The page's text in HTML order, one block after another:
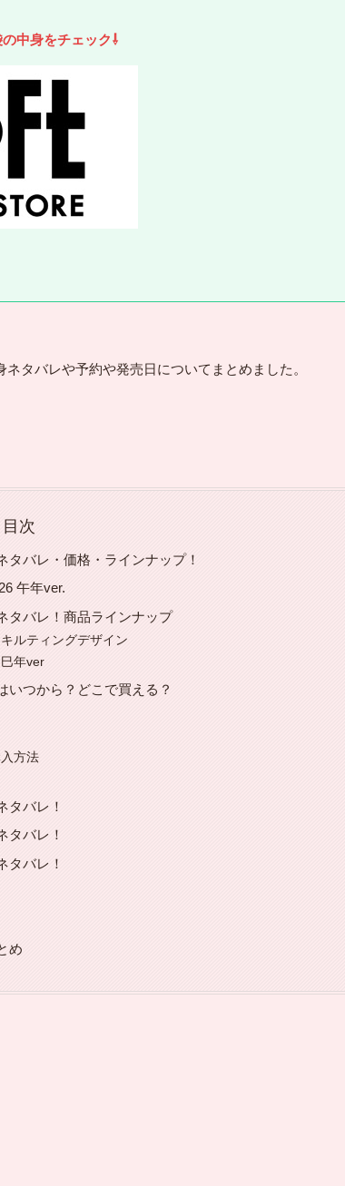
中身をチェック⇩
タバレや予約や発売日についてまとめました。
目次
バレ・価格・ラインナップ！
午年ver.
タバレ！商品ラインナップ
ルティングデザイン
年ver
いつから？どこで買える？
方法
タバレ！
タバレ！
タバレ！
め